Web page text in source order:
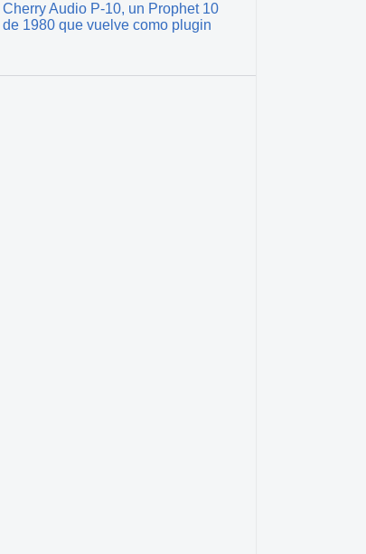
Cherry Audio P-10, un Prophet 10
de 1980 que vuelve como plugin